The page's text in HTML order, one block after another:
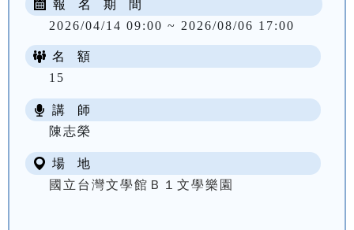
報 名 期 間
2026/04/14 09:00 ~ 2026/08/06 17:00
名 額
15
講 師
陳志榮
場 地
國立台灣文學館Ｂ１文學樂園